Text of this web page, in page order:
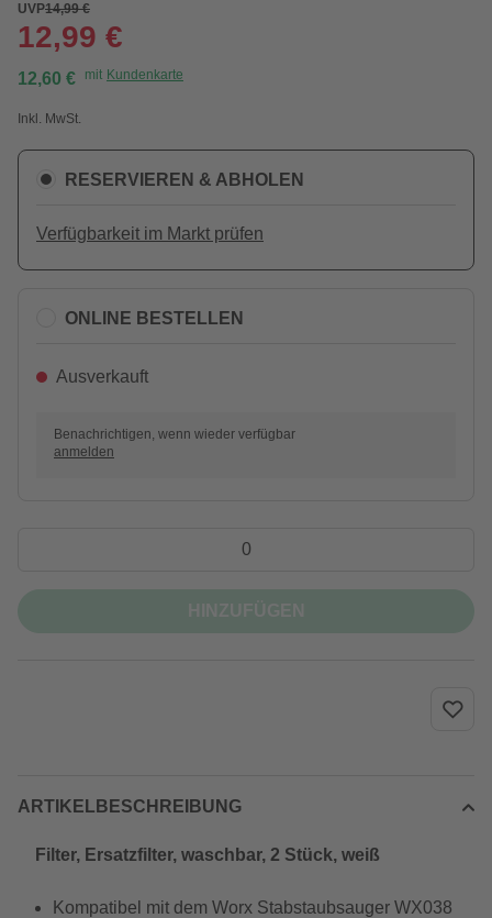
UVP14,99 €
12,99 €
12,60 € mit Kundenkarte
Inkl. MwSt.
RESERVIEREN & ABHOLEN
Verfügbarkeit im Markt prüfen
ONLINE BESTELLEN
Ausverkauft
Benachrichtigen, wenn wieder verfügbar
anmelden
ARTIKELBESCHREIBUNG
Filter, Ersatzfilter, waschbar, 2 Stück, weiß
Kompatibel mit dem Worx Stabstaubsauger WX038